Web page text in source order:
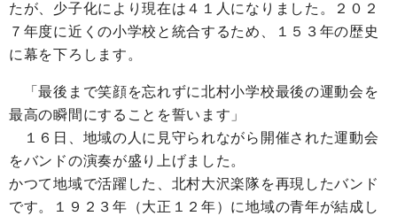
たが、少子化により現在は４１人になりました。２０２
７年度に近くの小学校と統合するため、１５３年の歴史
に幕を下ろします。
「最後まで笑顔を忘れずに北村小学校最後の運動会を
最高の瞬間にすることを誓います」
１６日、地域の人に見守られながら開催された運動会
をバンドの演奏が盛り上げました。
かつて地域で活躍した、北村大沢楽隊を再現したバンド
です。１９２３年（大正１２年）に地域の青年が結成し